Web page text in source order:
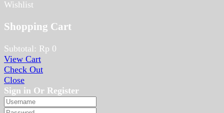
Wishlist
Shopping Cart
Subtotal: Rp 0
View Cart
Check Out
Close
Sign in Or Register